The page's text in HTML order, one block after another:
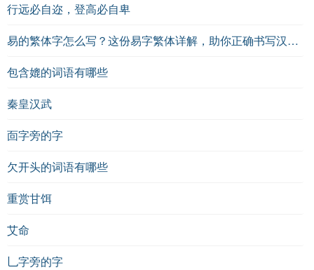
行远必自迩，登高必自卑
易的繁体字怎么写？这份易字繁体详解，助你正确书写汉字_汉字繁体学习
包含媲的词语有哪些
秦皇汉武
靣字旁的字
欠开头的词语有哪些
重赏甘饵
艾命
乚字旁的字